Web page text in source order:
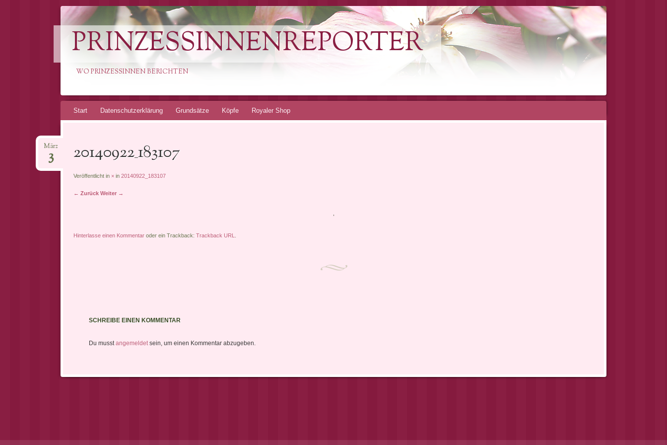
PRINZESSINNENREPORTER
WO PRINZESSINNEN BERICHTEN
Springe
Start Datenschutzerklärung Grundsätze Köpfe Royaler Shop
20140922_183107
März
3
Veröffentlicht in × in 20140922_183107
← Zurück Weiter →
Hinterlasse einen Kommentaroder ein Trackback: Trackback URL
SCHREIBE EINEN KOMMENTAR
Du musst angemeldet sein, um einen Kommentar abzugeben.